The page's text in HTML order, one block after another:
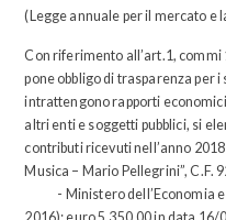
(Legge annuale per il mercato e
Con riferimento all’art.1,
pone obbligo di trasparenza per
intrattengono rapporti
altri enti e soggetti pubblici, si
contributi ricevuti nell’anno
Musica – Mario Pellegrini”, C.F.
- Ministero dell’Economia